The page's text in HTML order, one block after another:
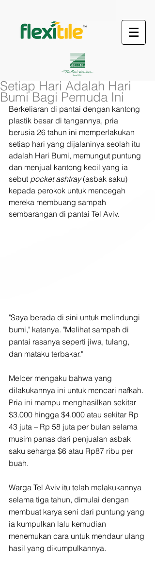
Setiap Hari Adalah Hari
Bumi Bagi Pemuda Ini
Berkeliaran di pantai dengan kantong
plastik besar di tangannya, pria
berusia 26 tahun ini memperlakukan
setiap hari yang dijalaninya seolah itu
adalah Hari Bumi, memungut puntung
dan menjual kantong kecil yang ia
sebut pocket ashtray (asbak saku)
kepada perokok untuk mencegah
mereka membuang sampah
sembarangan di pantai Tel Aviv.
"Saya berada di sini untuk melindungi
bumi," katanya. "Melihat sampah di
pantai rasanya seperti jiwa, tulang,
dan mataku terbakar."
Melcer mengaku bahwa yang
dilakukannya ini untuk mencari nafkah.
Pria ini mampu menghasilkan sekitar
$3.000 hingga $4.000 atau sekitar Rp
43 juta – Rp 58 juta per bulan selama
musim panas dari penjualan asbak
saku seharga $6 atau Rp87 ribu per
buah.
Warga Tel Aviv itu telah melakukannya
selama tiga tahun, dimulai dengan
membuat karya seni dari puntung yang
ia kumpulkan lalu kemudian
menemukan cara untuk mendaur ulang
hasil yang dikumpulkannya.